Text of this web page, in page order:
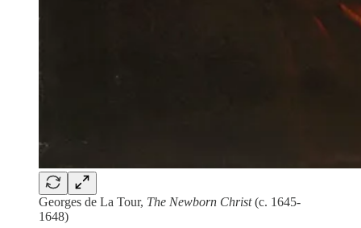
Georges de La Tour, The Newborn Christ(c. 1645-
1648)